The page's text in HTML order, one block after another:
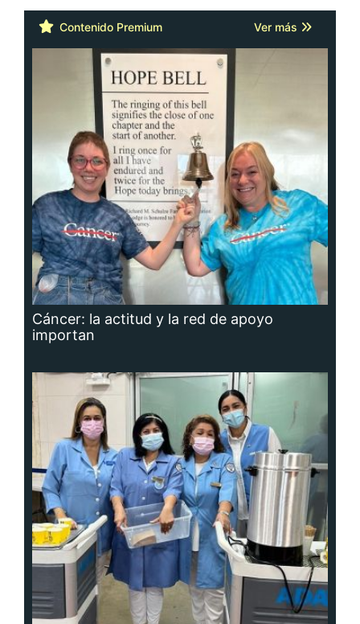
Contenido Premium Ver más
Cáncer: la actitud y la red de apoyo
importan